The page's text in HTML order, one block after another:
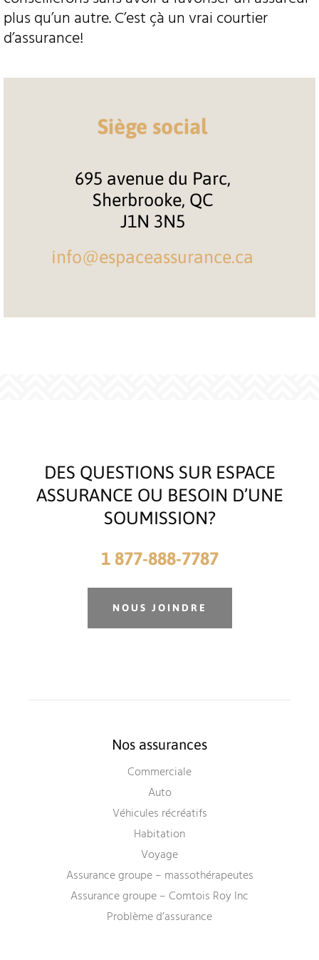
plus qu’un autre. C’est çà un vrai courtier
d’assurance!
Siège social
695 avenue du Parc,
Sherbrooke, QC
J1N 3N5
info@espaceassurance.ca
DES QUESTIONS SUR ESPACE
ASSURANCE OU BESOIN D’UNE
SOUMISSION?
1 877-888-7787
NOUS JOINDRE
Nos assurances
Commerciale
Auto
Véhicules récréatifs
Habitation
Voyage
Assurance groupe – massothérapeutes
Assurance groupe – Comtois Roy Inc
Problème d’assurance